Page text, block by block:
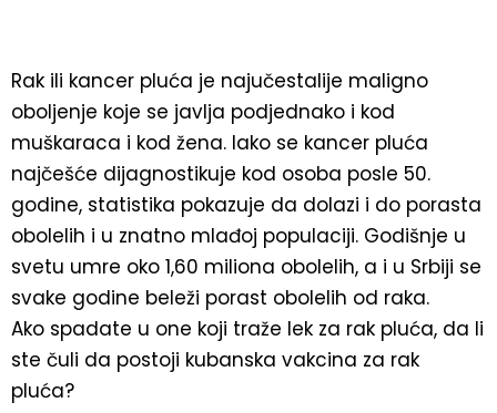
Rak ili kancer pluća je najučestalije maligno
oboljenje koje se javlja podjednako i kod
muškaraca i kod žena. Iako se kancer pluća
najčešće dijagnostikuje kod osoba posle 50.
godine, statistika pokazuje da dolazi i do porasta
obolelih i u znatno mlađoj populaciji. Godišnje u
svetu umre oko 1,60 miliona obolelih, a i u Srbiji se
svake godine beleži porast obolelih od raka.
Ako spadate u one koji traže lek za rak pluća, da li
ste čuli da postoji kubanska vakcina za rak
pluća?